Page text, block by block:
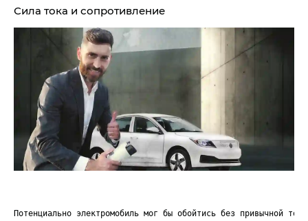
Сила тока и сопротивление
Потенциально электромобиль мог бы обойтись без привычной